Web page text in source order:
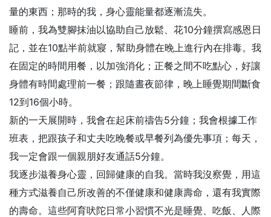
量的東西；那時的我，身心靈能量都逐漸流失。
睡前，我為雙腳抹油以協助自己放鬆、花10分鐘撰寫感恩日
記，並在10點半前就寢，幫助身體在晚上進行內在排毒。我
在固定的時間用餐，以加強消化；正餐之間不吃點心，好讓
身體有時間處理前一餐；跟隨晝夜節律，晚上睡覺期間斷食
12到16個小時。
新的一天展開時，我會在起床前禱告5分鐘；我會根據工作
班表，把跟孩子和丈夫吃晚餐或早餐列為優先事項；每天，
我一定會跟一個親朋好友通話5分鐘。
我逐步滋養身心靈，回歸健康的自我。當時我沒察覺，用這
種方式滋養自己所改善的不僅健康和健康壽命，還有我實際
的壽命。這些阿育吠陀日常小習慣不光是睡覺、吃飯、人際